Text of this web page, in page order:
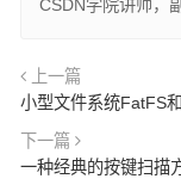
CSDN学院讲师，
上一篇
小型文件系统FatFS
下一篇
一种经典的按键扫描